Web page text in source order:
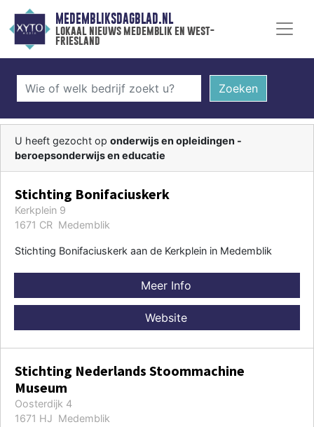
MEDEMBLIKSDAGBLAD.NL
lokaal nieuws medemblik en west-
friesland
Zoeken
U heeft gezocht op onderwijs en opleidingen -
beroepsonderwijs en educatie
Stichting Bonifaciuskerk
Kerkplein 9
1671 CR Medemblik
Stichting Bonifaciuskerk aan de Kerkplein in Medemblik
Meer Info
Website
Stichting Nederlands Stoommachine
Museum
Oosterdijk 4
1671 HJ Medemblik